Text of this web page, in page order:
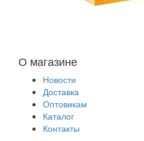
О магазине
Новости
Доставка
Оптовикам
Каталог
Контакты